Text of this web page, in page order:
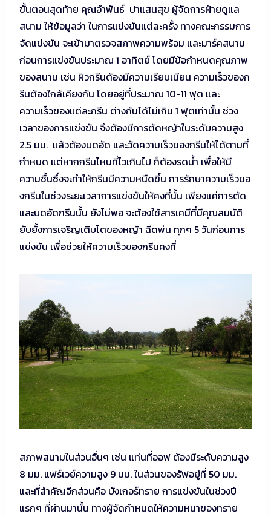
ขั้นตอนสุดท้าย คุณอำพันธ์ ปาแสนสุข ผู้จัดการฝ่ายดูแล
สนาม ให้ข้อมูลว่า ในการแข่งขันแต่ละครั้ง ทางคณะกรรมการ
จัดแข่งขัน จะเข้ามาตรวจสภาพความพร้อม และมาร์คสนาม
ก่อนการแข่งขันประมาณ 1 อาทิตย์ โดยมีข้อกำหนดคุณภาพ
ของสนาม เช่น ผิวกรีนต้องมีความเรียบเนียน ความเร็วของก
รีนต้องใกล้เคียงกัน โดยอยู่ที่ประมาณ 10-11 ฟุต และ
ความเร็วของแต่ละกรีน ต่างกันได้ไม่เกิน 1 ฟุตเท่านั้น ช่วง
เวลาของการแข่งขัน จึงต้องมีการตัดหญ้าในระดับความสูง
2.5 มม. แล้วต้องบดอัด และวัดความเร็วของกรีนให้ได้ตามที่
กำหนด แต่หากกรีนไหนที่ไวเกินไป ก็ต้องรดน้ำ เพื่อให้มี
ความชื้นซึ่งจะทำให้กรีนมีความหนืดขึ้น การรักษาความเร็วขอ
งกรีนในช่วงระยะเวลาการแข่งขันให้คงที่นั้น เพียงแค่การตัด
และบดอัดกรีนนั้น ยังไม่พอ จะต้องใช้สารเคมีที่มีคุณสมบัติ
ยับยั้งการเจริญเติบโตของหญ้า ฉีดพ่น ทุกๆ 5 วันก่อนการ
แข่งขัน เพื่อช่วยให้ความเร็วของกรีนคงที่
สภาพสนามในส่วนอื่นๆ เช่น แท่นที่ออฟ ต้องมีระดับความสูง
8 มม. แฟร์เวย์ความสูง 9 มม. ในส่วนของรัฟอยู่ที่ 50 มม.
และที่สำคัญอีกส่วนคือ บังเกอร์ทราย การแข่งขันในช่วงปี
แรกๆ ที่ผ่านมานั้น ทางผู้จัดกำหนดให้ความหนาของทราย